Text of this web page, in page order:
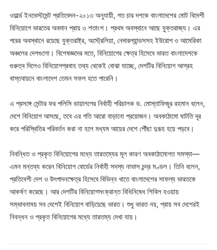
ওয়ার্ল্ড ইনভেস্টমেন্ট প্রতিবেদন-২০১৩ অনুযায়ী, গত চার দশকে বাংলাদেশের মোট বিদেশী
বিনিয়োগে ভারতের অবদান প্রায় ৩ শতাংশ। প্রথম অবস্থানে আছে যুক্তরাজ্য। এর
পরের অবস্থানে রয়েছে যুক্তরাষ্ট্র, অস্ট্রেলিয়া, নেদারল্যান্ডসসহ ইউরোপ ও আমেরিকা
অঞ্চলের দেশগুলো। বিশেষজ্ঞদের মতে, বিনিয়োগের ক্ষেত্র হিসেবে ভারত বাংলাদেশকে
গুরুত্ব দিলেও বিনিয়োগপ্রবাহ তথ্য থেকেই বোঝা যাচ্ছে, দেশটির বিনিয়োগ আগ্রহ
বাস্তবায়নে বাংলাদেশ তেমন সফল হতে পারেনি।
এ প্রসঙ্গে সেন্টার ফর পলিসি ডায়ালগের নির্বাহী পরিচালক ড. মোস্তাফিজুর রহমান বলেন,
দেশে বিনিয়োগ আসছে, তবে এর গতি আরো বাড়ানো প্রয়োজন। অবকাঠামো ঘাটতি দূর
করে পরিস্থিতির পরিবর্তন করা না হলে মধ্যম আয়ের দেশে পৌঁছা দুরূহ হয়ে পড়বে।
নিবন্ধিত ও প্রকৃত বিনিয়োগের মধ্যে তারতম্যের মূল কারণ অবকাঠামোগত সমস্যা—
এমন মন্তব্য করেন বিনিয়োগ বোর্ডের নির্বাহী সদস্য নাভাস চন্দ্র মণ্ডল। তিনি বলেন,
প্রতিবেশী দেশ ও উৎপাদনক্ষেত্র হিসেবে বিভিন্ন খাতে বাংলাদেশের সাফল্য ভারতকে
আকর্ষণ করেছে। আর দেশটির বিনিয়োগসংক্রান্ত বিধিনিষেধ শিথিল হওয়ায়
সম্ভাবনাময় সব দেশেই বিনিয়োগ বাড়িয়েছে ভারত। শুধু ভারত নয়, প্রায় সব দেশেরই
নিবন্ধন ও প্রকৃত বিনিয়োগের মধ্যে তারতম্য দেখা যায়।